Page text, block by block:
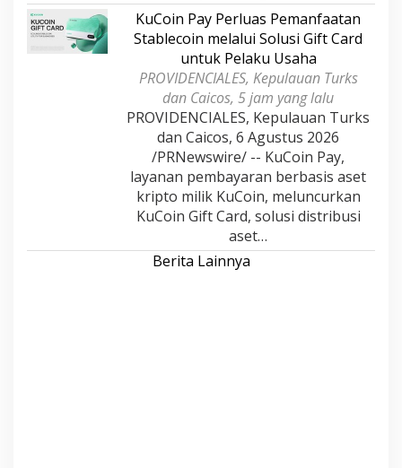
KuCoin Pay Perluas Pemanfaatan
Stablecoin melalui Solusi Gift Card
untuk Pelaku Usaha
PROVIDENCIALES, Kepulauan Turks
dan Caicos, 5 jam yang lalu
PROVIDENCIALES, Kepulauan Turks
dan Caicos, 6 Agustus 2026
/PRNewswire/ -- KuCoin Pay,
layanan pembayaran berbasis aset
kripto milik KuCoin, meluncurkan
KuCoin Gift Card, solusi distribusi
aset…
Berita Lainnya